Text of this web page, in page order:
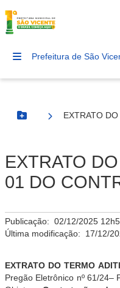
Prefeitura de São
Botão Menu
EXTRATO
EXTRATO
01 DO
Publicação: 02/12/2025
Última modificação: 17/12/
EXTRATO DO TERMO
Pregão Eletrônico nº 61/24–